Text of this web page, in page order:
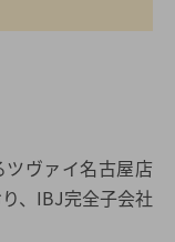
ヴァイ名古屋店
、IBJ完全子会社